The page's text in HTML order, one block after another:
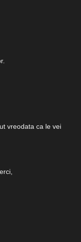
vreodata ca le vei